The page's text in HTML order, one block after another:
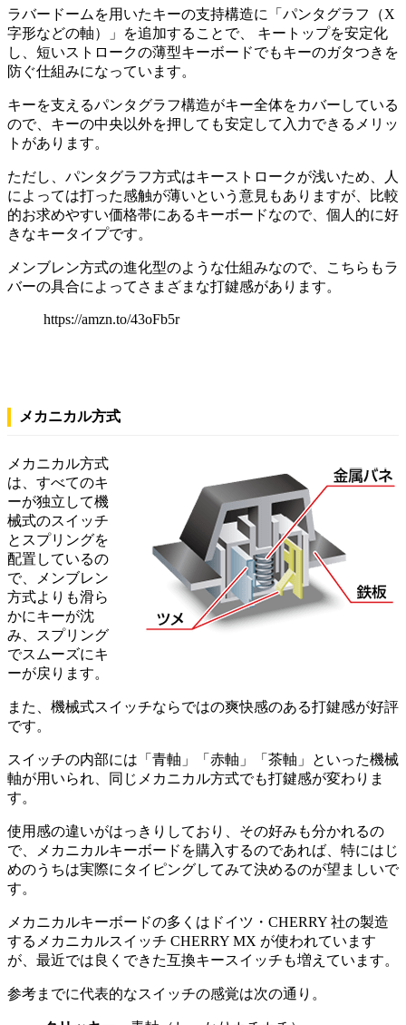
ラバードームを用いたキーの支持構造に「パンタグラフ（X
字形などの軸）」を追加することで、 キートップを安定化
し、短いストロークの薄型キーボードでもキーのガタつきを
防ぐ仕組みになっています。
キーを支えるパンタグラフ構造がキー全体をカバーしている
ので、キーの中央以外を押しても安定して入力できるメリッ
トがあります。
ただし、パンタグラフ方式はキーストロークが浅いため、人
によっては打った感触が薄いという意見もありますが、比較
的お求めやすい価格帯にあるキーボードなので、個人的に好
きなキータイプです。
メンブレン方式の進化型のような仕組みなので、こちらもラ
バーの具合によってさまざまな打鍵感があります。
https://amzn.to/43oFb5r
メカニカル方式
メカニカル方式
は、すべてのキ
ーが独立して機
械式のスイッチ
とスプリングを
配置しているの
で、メンブレン
方式よりも滑ら
かにキーが沈
み、スプリング
でスムーズにキ
ーが戻ります。
また、機械式スイッチならではの爽快感のある打鍵感が好評
です。
スイッチの内部には「青軸」「赤軸」「茶軸」といった機械
軸が用いられ、同じメカニカル方式でも打鍵感が変わりま
す。
使用感の違いがはっきりしており、その好みも分かれるの
で、メカニカルキーボードを購入するのであれば、特にはじ
めのうちは実際にタイピングしてみて決めるのが望ましいで
す。
メカニカルキーボードの多くはドイツ・CHERRY 社の製造
するメカニカルスイッチ CHERRY MX が使われています
が、最近では良くできた互換キースイッチも増えています。
参考までに代表的なスイッチの感覚は次の通り。